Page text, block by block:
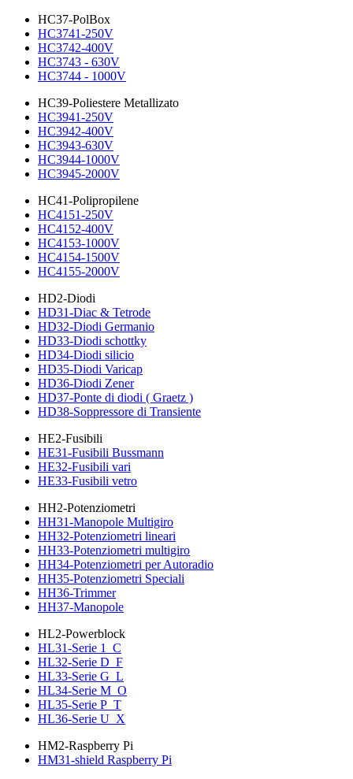
HC37-PolBox
HC3741-250V
HC3742-400V
HC3743 - 630V
HC3744 - 1000V
HC39-Poliestere Metallizato
HC3941-250V
HC3942-400V
HC3943-630V
HC3944-1000V
HC3945-2000V
HC41-Polipropilene
HC4151-250V
HC4152-400V
HC4153-1000V
HC4154-1500V
HC4155-2000V
HD2-Diodi
HD31-Diac & Tetrode
HD32-Diodi Germanio
HD33-Diodi schottky
HD34-Diodi silicio
HD35-Diodi Varicap
HD36-Diodi Zener
HD37-Ponte di diodi ( Graetz )
HD38-Soppressore di Transiente
HE2-Fusibili
HE31-Fusibili Bussmann
HE32-Fusibili vari
HE33-Fusibili vetro
HH2-Potenziometri
HH31-Manopole Multigiro
HH32-Potenziometri lineari
HH33-Potenziometri multigiro
HH34-Potenziometri per Autoradio
HH35-Potenziometri Speciali
HH36-Trimmer
HH37-Manopole
HL2-Powerblock
HL31-Serie 1_C
HL32-Serie D_F
HL33-Serie G_L
HL34-Serie M_O
HL35-Serie P_T
HL36-Serie U_X
HM2-Raspberry Pi
HM31-shield Raspberry Pi